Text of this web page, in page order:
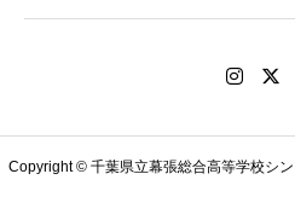
Copyright © 千葉県立幕張総合高等学校シ